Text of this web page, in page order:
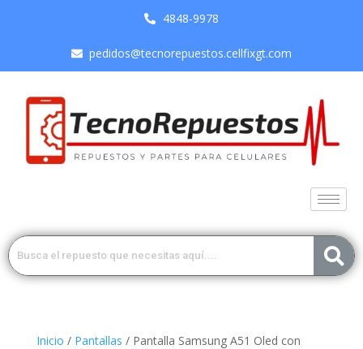
4848-9978
pedidos@tecnorepuestos.cellfixgt.com
Inicio / Pantallas / Pantalla Samsung A51 Oled con